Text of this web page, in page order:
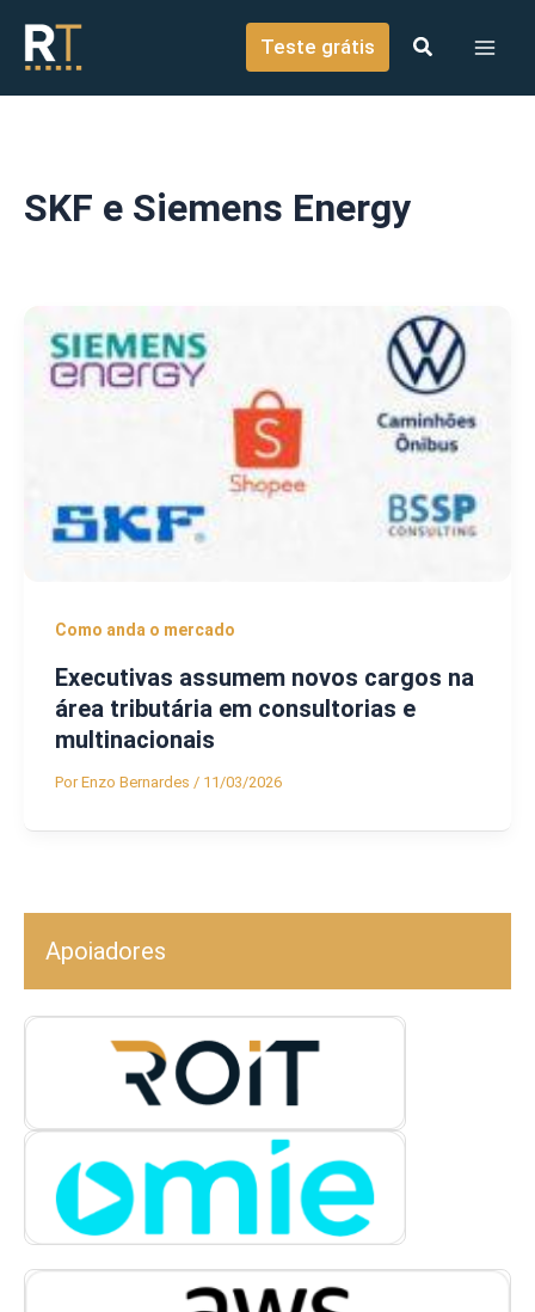
conteúdo
Teste grátis
SKF e Siemens Energy
Como anda o mercado
Executivas assumem novos cargos na
área tributária em consultorias e
multinacionais
PorEnzo Bernardes / 11/03/2026
Apoiadores